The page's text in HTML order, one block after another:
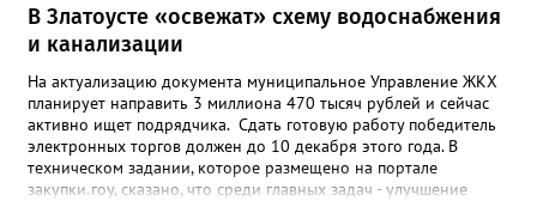
В Златоусте «освежат» схему водоснабжения
и канализации
На актуализацию документа муниципальное Управление ЖКХ
планирует направить 3 миллиона 470 тысяч рублей и сейчас
активно ищет подрядчика. Сдать готовую работу победитель
электронных торгов должен до 10 декабря этого года. В
техническом задании, которое размещено на портале
закупки.гоу, сказано, что среди главных задач - улучшение